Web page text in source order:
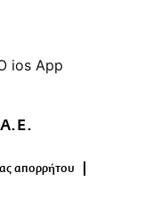
απορρήτου